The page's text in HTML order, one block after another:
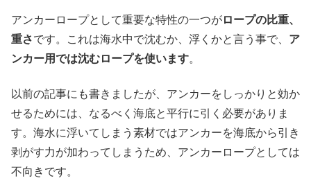
アンカーロープとして重要な特性の一つがロープの比重、
重さです。これは海水中で沈むか、浮くかと言う事で、 ア
ンカー用では沈むロープを使います。
以前の記事にも書きましたが、アンカーをしっかりと効か
せるためには、なるべく海底と平行に引く必要がありま
す。海水に浮いてしまう素材ではアンカーを海底から引き
剥がす力が加わってしまうため、アンカーロープとしては
不向きです。